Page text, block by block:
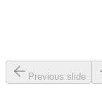
Previous slide